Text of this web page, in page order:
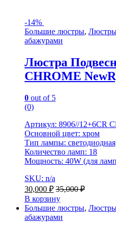
-14%
Большие люстры,
абажурами
Люстра
CHROME
0 out of 5
(0)
Артикул: 8906//12+6CR
Основной цвет: хром
Тип лампы:
Количество ламп: 18
Мощность: 40W (для
SKU: n/a
30,000 ₽ 35,000₽
В корзину
Большие люстры,
абажурами